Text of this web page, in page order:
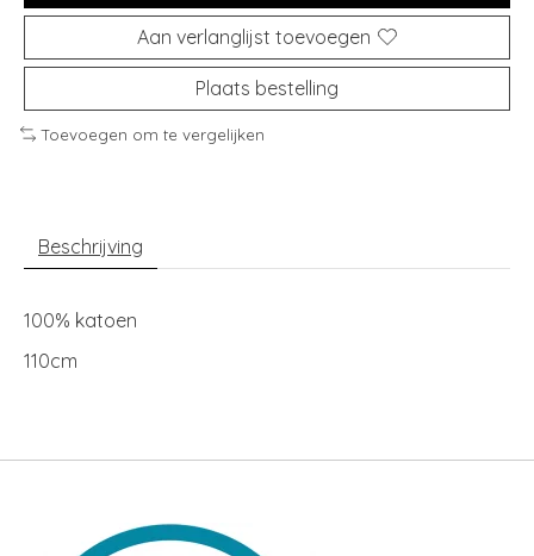
Aan verlanglijst toevoegen
Plaats bestelling
Toevoegen om te vergelijken
Beschrijving
100% katoen
110cm